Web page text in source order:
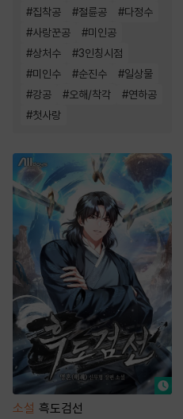
#집착공 #절륜공 #다정수
#사랑꾼공 #미인공
#상처수 #3인칭시점
#미인수 #순진수 #일상물
#강공 #오해/착각 #연하공
#첫사랑
소설 흑도검선